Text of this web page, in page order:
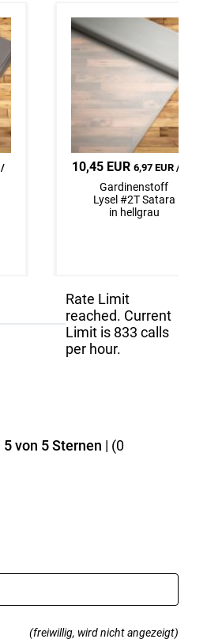
Maße eingeben
Raffrollo smart
Lysel #3J Satara
in anthrazit
/
10,45 EUR 6,97 EUR / qm
Gardinenstoff
Lysel #2T Satara
in hellgrau
Rate Limit
reached. Current
Limit is 833 calls
per hour.
5von 5 Sternen | (0
(freiwillig, wird nicht angezeigt)